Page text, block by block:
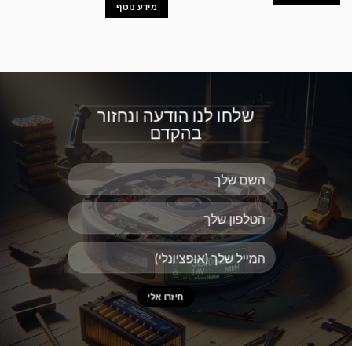
מידע נוסף
שלחו לנו הודעה ונחזור
בהקדם